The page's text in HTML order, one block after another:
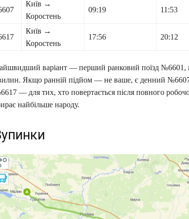
Київ →
Коростень
09:19 11:53
Київ →
Коростень
17:56 20:12
варіант — перший ранковий поїзд №6601,
Якщо ранній підйом — не ваше, є денний №6607,
— для тих, хто повертається після повного
найбільше народу.